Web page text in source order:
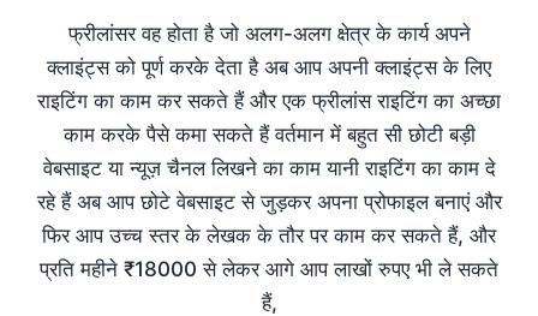
फ्रीलांसर वह होता है जो अलग-अलग क्षेत्र के कार्य अपने
क्लाइंट्स को पूर्ण करके देता है अब आप अपनी क्लाइंट्स के लिए
राइटिंग का काम कर सकते हैं और एक फ्रीलांस राइटिंग का अच्छा
काम करके पैसे कमा सकते हैं वर्तमान में बहुत सी छोटी बड़ी
वेबसाइट या न्यूज़ चैनल लिखने का काम यानी राइटिंग का काम दे
रहे हैं अब आप छोटे वेबसाइट से जुड़कर अपना प्रोफाइल बनाएं और
फिर आप उच्च स्तर के लेखक के तौर पर काम कर सकते हैं, और
प्रति महीने ₹18000 से लेकर आगे आप लाखों रुपए भी ले सकते
हैं,